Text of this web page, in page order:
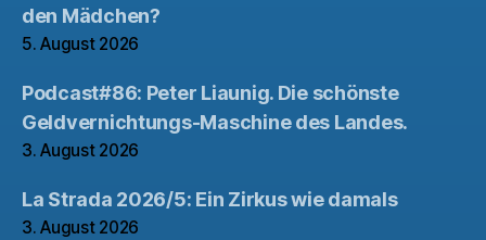
den Mädchen?
5. August 2026
Podcast#86: Peter Liaunig. Die schönste
Geldvernichtungs-Maschine des Landes.
3. August 2026
La Strada 2026/5: Ein Zirkus wie damals
3. August 2026